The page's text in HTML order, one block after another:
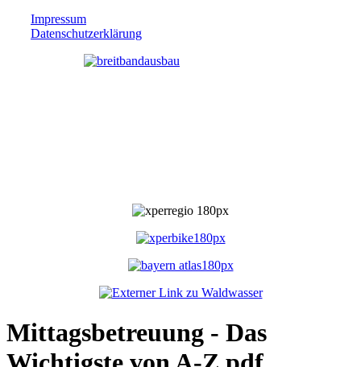
Impressum
Datenschutzerklärung
Mittagsbetreuung - Das